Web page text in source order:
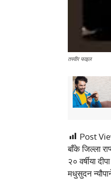
तस्वीर फाइल
Post
बाँके जिल्ला
२० वर्षीया
मधुसुदन